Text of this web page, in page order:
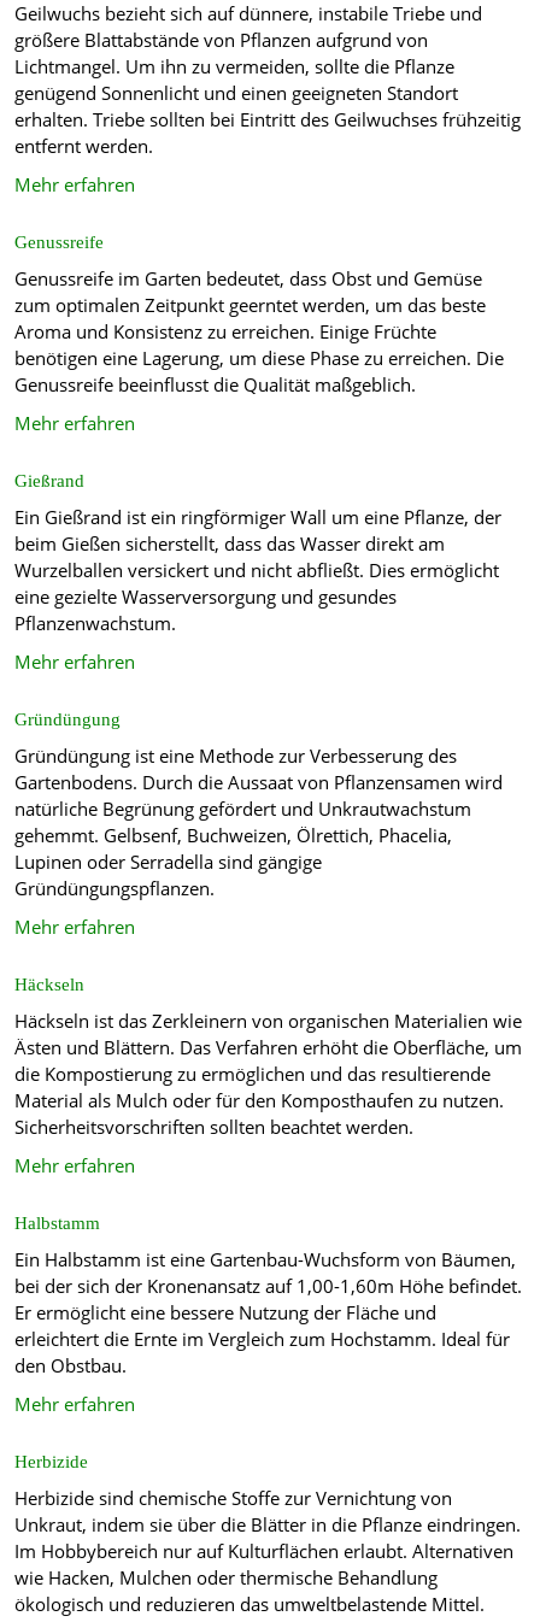
Geilwuchs bezieht sich auf dünnere, instabile Triebe und
größere Blattabstände von Pflanzen aufgrund von
Lichtmangel. Um ihn zu vermeiden, sollte die Pflanze
genügend Sonnenlicht und einen geeigneten Standort
erhalten. Triebe sollten bei Eintritt des Geilwuchses frühzeitig
entfernt werden.
Mehr erfahren
Genussreife
Genussreife im Garten bedeutet, dass Obst und Gemüse
zum optimalen Zeitpunkt geerntet werden, um das beste
Aroma und Konsistenz zu erreichen. Einige Früchte
benötigen eine Lagerung, um diese Phase zu erreichen. Die
Genussreife beeinflusst die Qualität maßgeblich.
Mehr erfahren
Gießrand
Ein Gießrand ist ein ringförmiger Wall um eine Pflanze, der
beim Gießen sicherstellt, dass das Wasser direkt am
Wurzelballen versickert und nicht abfließt. Dies ermöglicht
eine gezielte Wasserversorgung und gesundes
Pflanzenwachstum.
Mehr erfahren
Gründüngung
Gründüngung ist eine Methode zur Verbesserung des
Gartenbodens. Durch die Aussaat von Pflanzensamen wird
natürliche Begrünung gefördert und Unkrautwachstum
gehemmt. Gelbsenf, Buchweizen, Ölrettich, Phacelia,
Lupinen oder Serradella sind gängige
Gründüngungspflanzen.
Mehr erfahren
Häckseln
Häckseln ist das Zerkleinern von organischen Materialien wie
Ästen und Blättern. Das Verfahren erhöht die Oberfläche, um
die Kompostierung zu ermöglichen und das resultierende
Material als Mulch oder für den Komposthaufen zu nutzen.
Sicherheitsvorschriften sollten beachtet werden.
Mehr erfahren
Halbstamm
Ein Halbstamm ist eine Gartenbau-Wuchsform von Bäumen,
bei der sich der Kronenansatz auf 1,00-1,60m Höhe befindet.
Er ermöglicht eine bessere Nutzung der Fläche und
erleichtert die Ernte im Vergleich zum Hochstamm. Ideal für
den Obstbau.
Mehr erfahren
Herbizide
Herbizide sind chemische Stoffe zur Vernichtung von
Unkraut, indem sie über die Blätter in die Pflanze eindringen.
Im Hobbybereich nur auf Kulturflächen erlaubt. Alternativen
wie Hacken, Mulchen oder thermische Behandlung
ökologisch und reduzieren das umweltbelastende Mittel.